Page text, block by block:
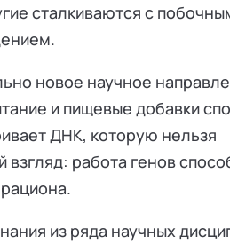
сталкиваются с
новое научное
и пищевые добавки
ДНК, которую нельзя
взгляд: работа генов
из ряда научных